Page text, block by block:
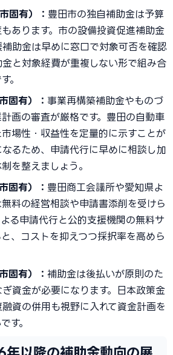
固有）： 豊田市の独自補助金は予算
あります。市の設備投資促進補助金
助金は早めに窓口で対象可否を確認
と対象経費が重複しない形で組み合
。
固有）： 事業再構築補助金やものづ
画の審査が厳格です。豊田の自動車
場性・収益性を定量的に示すことが
るため、申請代行に早めに相談し加
を整えましょう。
固有）： 豊田商工会議所や愛知県よ
料の経営相談や申請書添削を受けら
る申請代行と公的支援機関の無料サ
、コストを抑えつつ採択率を高めら
固有）： 補助金は後払いが原則のた
資金が必要になります。日本政策金
資の併用も視野に入れて資金計画を
す。